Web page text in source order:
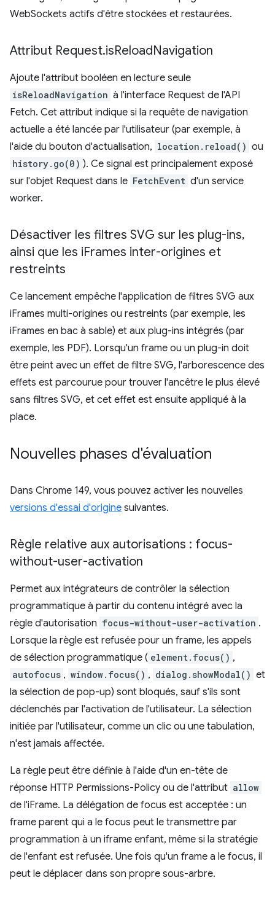
WebSockets actifs d'être stockées et restaurées.
Attribut Request.isReloadNavigation
Ajoute l'attribut booléen en lecture seule
isReloadNavigation à l'interface Request de l'API
Fetch. Cet attribut indique si la requête de navigation
actuelle a été lancée par l'utilisateur (par exemple, à
l'aide du bouton d'actualisation, location.reload() ou
history.go(0) ). Ce signal est principalement exposé
sur l'objet Request dans le FetchEvent d'un service
worker.
Désactiver les filtres SVG sur les plug-ins,
ainsi que les iFrames inter-origines et
restreints
Ce lancement empêche l'application de filtres SVG aux
iFrames multi-origines ou restreints (par exemple, les
iFrames en bac à sable) et aux plug-ins intégrés (par
exemple, les PDF). Lorsqu'un frame ou un plug-in doit
être peint avec un effet de filtre SVG, l'arborescence des
effets est parcourue pour trouver l'ancêtre le plus élevé
sans filtres SVG, et cet effet est ensuite appliqué à la
place.
Nouvelles phases d'évaluation
Dans Chrome 149, vous pouvez activer les nouvelles
versions d'essai d'origine suivantes.
Règle relative aux autorisations : focus-
without-user-activation
Permet aux intégrateurs de contrôler la sélection
programmatique à partir du contenu intégré avec la
règle d'autorisation focus-without-user-activation .
Lorsque la règle est refusée pour un frame, les appels
de sélection programmatique ( element.focus() ,
autofocus , window.focus() , dialog.showModal() et
la sélection de pop-up) sont bloqués, sauf s'ils sont
déclenchés par l'activation de l'utilisateur. La sélection
initiée par l'utilisateur, comme un clic ou une tabulation,
n'est jamais affectée.
La règle peut être définie à l'aide d'un en-tête de
réponse HTTP Permissions-Policy ou de l'attribut allow
de l'iFrame. La délégation de focus est acceptée : un
frame parent qui a le focus peut le transmettre par
programmation à un iframe enfant, même si la stratégie
de l'enfant est refusée. Une fois qu'un frame a le focus, il
peut le déplacer dans son propre sous-arbre.